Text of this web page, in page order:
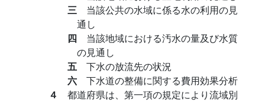
三 当該公共の水域に係る水の利用の見
通し
四 当該地域における汚水の量及び水質
の見通し
五 下水の放流先の状況
六 下水道の整備に関する費用効果分析
４ 都道府県は、第一項の規定により流域別